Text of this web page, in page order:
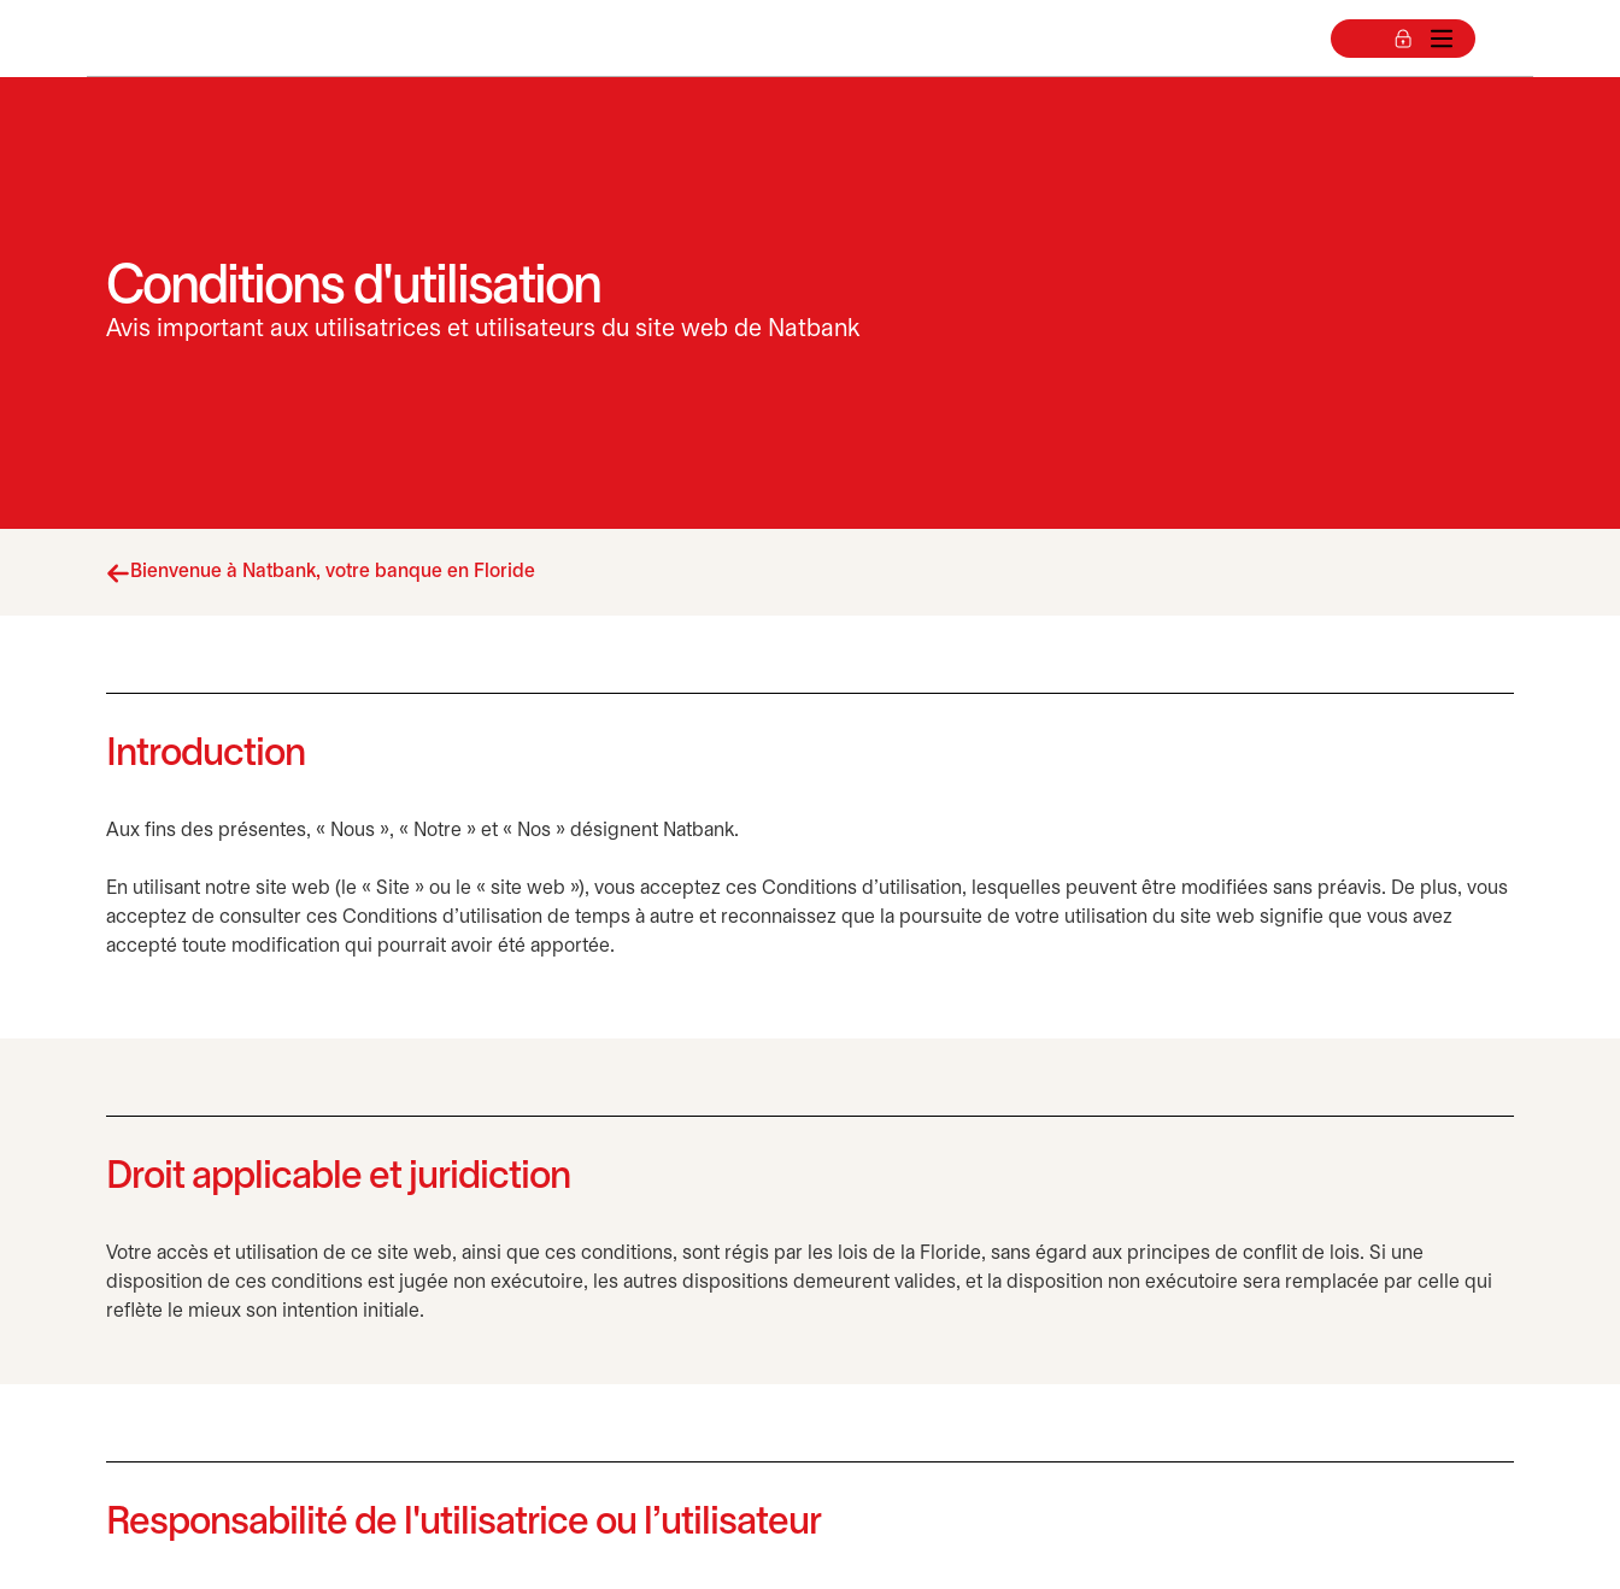
Conditions d'utilisation
Avis important aux utilisatrices et utilisateurs du site web de Natbank
Bienvenue à Natbank, votre banque en Floride
Introduction
Aux fins des présentes, « Nous », « Notre » et « Nos » désignent Natbank.
En utilisant notre site web (le « Site » ou le « site web »), vous acceptez ces Conditions d’utilisation, lesquelles peuvent être modifiées sans préavis. De plus, vous
acceptez de consulter ces Conditions d’utilisation de temps à autre et reconnaissez que la poursuite de votre utilisation du site web signifie que vous avez
accepté toute modification qui pourrait avoir été apportée.
Droit applicable et juridiction
Votre accès et utilisation de ce site web, ainsi que ces conditions, sont régis par les lois de la Floride, sans égard aux principes de conflit de lois. Si une
disposition de ces conditions est jugée non exécutoire, les autres dispositions demeurent valides, et la disposition non exécutoire sera remplacée par celle qui
reflète le mieux son intention initiale.
Responsabilité de l'utilisatrice ou l’utilisateur